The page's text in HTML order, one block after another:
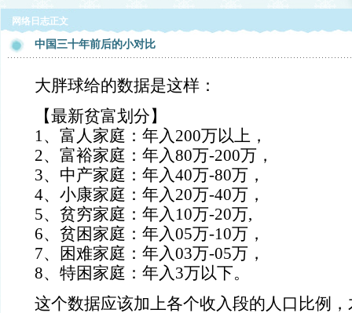
网络日志正文
中国三十年前后的小对比
大胖球给的数据是这样：
【最新贫富划分】
1、富人家庭：年入200万以上，
2、富裕家庭：年入80万-200万，
3、中产家庭：年入40万-80万，
4、小康家庭：年入20万-40万，
5、贫穷家庭：年入10万-20万,
6、贫困家庭：年入05万-10万，
7、困难家庭：年入03万-05万，
8、特困家庭：年入3万以下。
这个数据应该加上各个收入段的人口比例